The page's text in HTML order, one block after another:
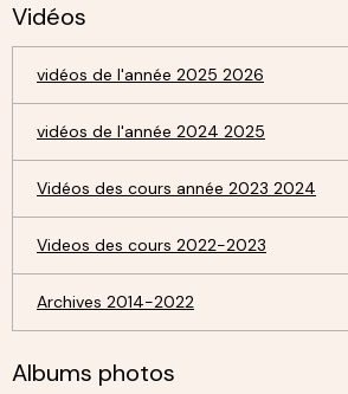
Vidéos
vidéos de l'année 2025 2026
vidéos de l'année 2024 2025
Vidéos des cours année 2023 2024
Videos des cours 2022-2023
Archives 2014-2022
Albums photos